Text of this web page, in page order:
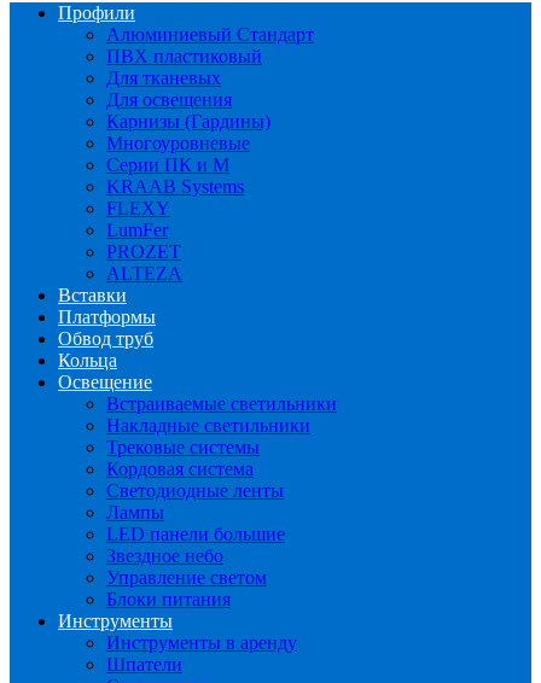
Профили
Алюминиевый Стандарт
ПВХ пластиковый
Для тканевых
Для освещения
Карнизы (Гардины)
Многоуровневые
Серии ПК и М
KRAAB Systems
FLEXY
LumFer
PROZET
ALTEZA
Вставки
Платформы
Обвод труб
Кольца
Освещение
Встраиваемые светильники
Накладные светильники
Трековые системы
Кордовая система
Светодиодные ленты
Лампы
LED панели большие
Звездное небо
Управление светом
Блоки питания
Инструменты
Инструменты в аренду
Шпатели